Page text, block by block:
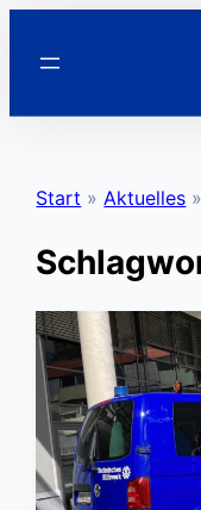
Inhalt
Start »Aktuelles »